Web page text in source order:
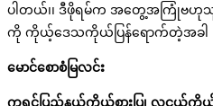
ပါတယ်၊၊ ဒီဖိုရမ်က အတွေ့အကြုံဗဟု
ကို ကိုယ့်ဒေသကိုယ်ပြန်ရောက်တဲ့အခါ ပြ
မောင်စောစံမြလင်း
ကရင်ပြည်နယ်ကိုယ်စားပြု လူငယ်ကိုယ်